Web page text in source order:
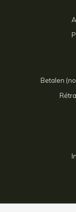
Betalen